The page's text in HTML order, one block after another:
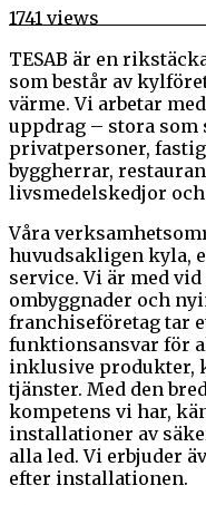
1741 views
TESAB är en
som består av
värme. Vi arbetar
uppdrag – stora som
privatpersoner,
byggherrar,
livsmedelskedjor
Våra
huvudsakligen kyla,
service. Vi är med
ombyggnader och
franchiseföretag tar
funktionsansvar för
inklusive produkter,
tjänster. Med den
kompetens vi har,
installationer av
alla led. Vi erbjuder
efter installationen.